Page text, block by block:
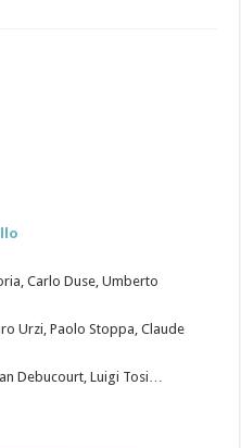
Carlo Duse, Umberto
Urzi, Paolo Stoppa, Claude
Debucourt, Luigi Tosi…